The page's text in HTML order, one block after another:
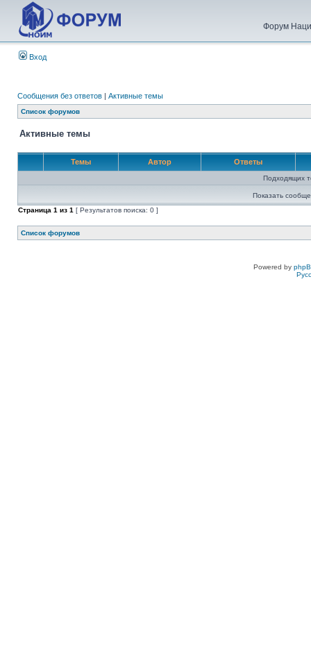
Форум
Вход
Сообщения без ответов | Активные темы
Список форумов
Активные темы
Темы Автор Ответы
Подходящих
Показать
Страница 1 из 1 [ Результатов поиска: 0 ]
Список форумов
Powered by